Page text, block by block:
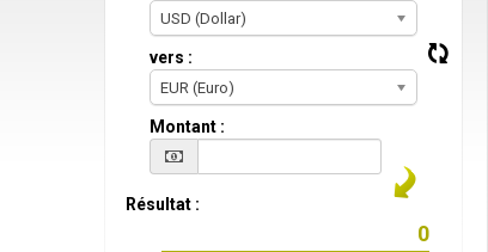
USD (Dollar)
vers :
EUR (Euro)
Montant :
Résultat :